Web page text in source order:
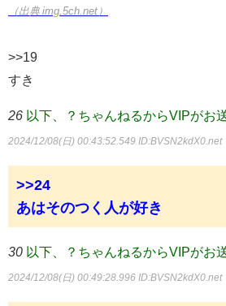
（出典 img.5ch.net）
>>19
すき
26 以下、？ちゃんねるからVIPがお
2024/12/08(日) 00:43:52.549 ID:BVSN2kdX0.net
>>24
あはそのつく人が好き
30 以下、？ちゃんねるからVIPがお
2024/12/08(日) 00:49:28.996 ID:BVSN2kdX0.net